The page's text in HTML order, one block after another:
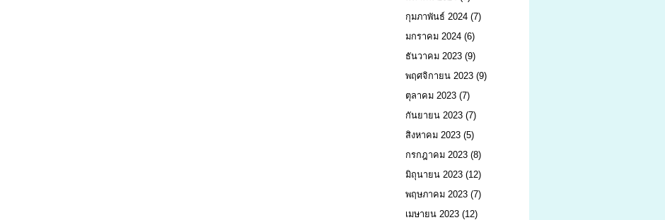
กุมภาพันธ์ 2024 (7)
มกราคม 2024 (6)
ธันวาคม 2023 (9)
พฤศจิกายน 2023 (9)
ตุลาคม 2023 (7)
กันยายน 2023 (7)
สิงหาคม 2023 (5)
กรกฎาคม 2023 (8)
มิถุนายน 2023 (12)
พฤษภาคม 2023 (7)
เมษายน 2023 (12)